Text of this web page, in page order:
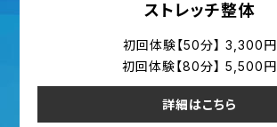
ストレッチ整体
初回体験【50分】 3,300円
初回体験【80分】 5,500円
詳細はこちら